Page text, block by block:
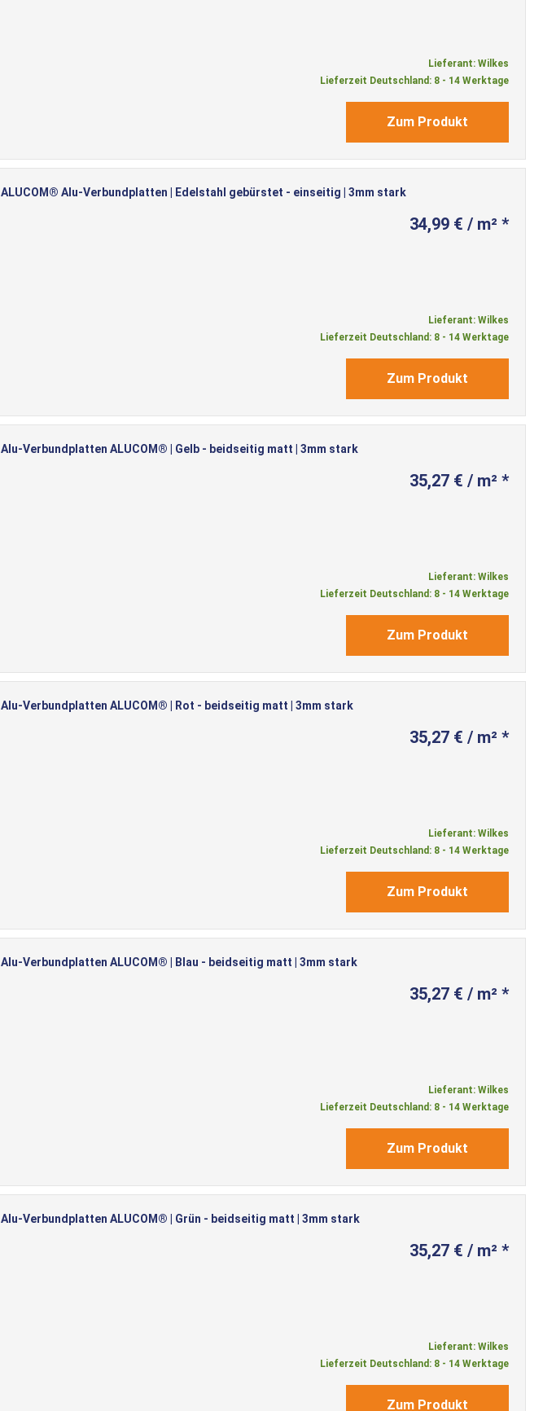
Lieferant: Wilkes
Lieferzeit Deutschland: 8 - 14 Werktage
Zum Produkt
ALUCOM® Alu-Verbundplatten | Edelstahl gebürstet - einseitig | 3mm stark
34,99 € / m² *
Lieferant: Wilkes
Lieferzeit Deutschland: 8 - 14 Werktage
Zum Produkt
Alu-Verbundplatten ALUCOM® | Gelb - beidseitig matt | 3mm stark
35,27 € / m² *
Lieferant: Wilkes
Lieferzeit Deutschland: 8 - 14 Werktage
Zum Produkt
Alu-Verbundplatten ALUCOM® | Rot - beidseitig matt | 3mm stark
35,27 € / m² *
Lieferant: Wilkes
Lieferzeit Deutschland: 8 - 14 Werktage
Zum Produkt
Alu-Verbundplatten ALUCOM® | Blau - beidseitig matt | 3mm stark
35,27 € / m² *
Lieferant: Wilkes
Lieferzeit Deutschland: 8 - 14 Werktage
Zum Produkt
Alu-Verbundplatten ALUCOM® | Grün - beidseitig matt | 3mm stark
35,27 € / m² *
Lieferant: Wilkes
Lieferzeit Deutschland: 8 - 14 Werktage
Zum Produkt